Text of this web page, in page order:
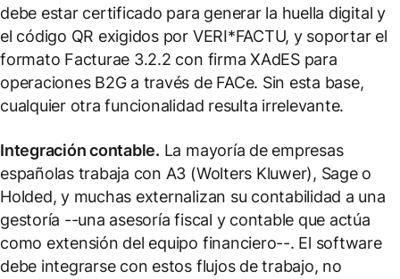
debe estar certificado para generar la huella digital y
el código QR exigidos por VERI*FACTU, y soportar el
formato Facturae 3.2.2 con firma XAdES para
operaciones B2G a través de FACe. Sin esta base,
cualquier otra funcionalidad resulta irrelevante.
Integración contable. La mayoría de empresas
españolas trabaja con A3 (Wolters Kluwer), Sage o
Holded, y muchas externalizan su contabilidad a una
gestoría --una asesoría fiscal y contable que actúa
como extensión del equipo financiero--. El software
debe integrarse con estos flujos de trabajo, no